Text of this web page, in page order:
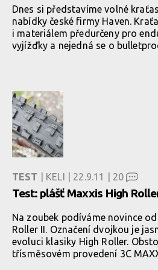
Dnes si představíme volné
nabídky české firmy Haven.
i materiálem předurčeny pro
vyjížďky a nejedná se o
TEST | KELI | 22.9.11 | 20
Test: plášť Maxxis High
Na zoubek podíváme novince
Roller II. Označení dvojkou je
evoluci klasiky High Roller.
třísměsovém provedení 3C